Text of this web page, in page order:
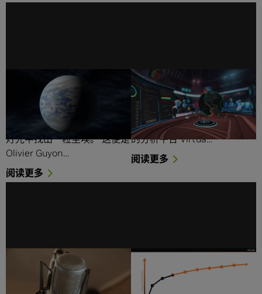
人工智能协助天文学家探
寻宜居行星
想象一下，一辆车打着远光灯
迎面驶来，而我们要从刺眼的
灯光中找出一粒尘埃。 这便是
Olivier Guyon…
阅读更多
Virtualitics 借助 AI 和 VR
解密数据科学
“数据科学”这个词常常给人一
种高深莫测的感觉。 但基于 AI
的分析平台 Virtua…
阅读更多
AI Podcast：对话
Grownetics 首席执行官，
展望 AI 与农业科技
食尸鬼游戏：“Zombie
Graph”诠释人工智能如何
将虚拟世界变为现实